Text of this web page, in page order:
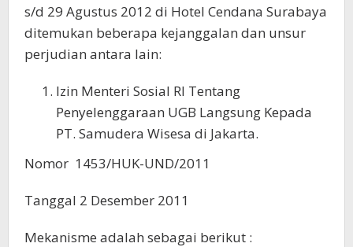
s/d 29 Agustus 2012 di Hotel Cendana Surabaya
ditemukan beberapa kejanggalan dan unsur
perjudian antara lain:
Izin Menteri Sosial RI Tentang
Penyelenggaraan UGB Langsung Kepada
PT. Samudera Wisesa di Jakarta.
Nomor 1453/HUK-UND/2011
Tanggal 2 Desember 2011
Mekanisme adalah sebagai berikut :